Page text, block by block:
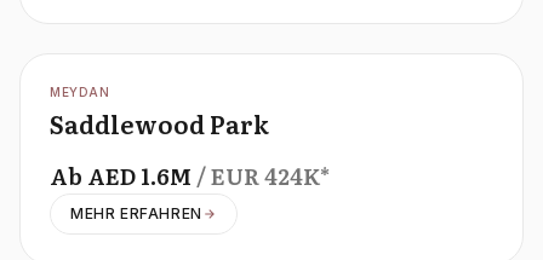
OFFPLAN
MEYDAN
Saddlewood Park
Ab AED1.6M / EUR424K*
MEHR ERFAHREN